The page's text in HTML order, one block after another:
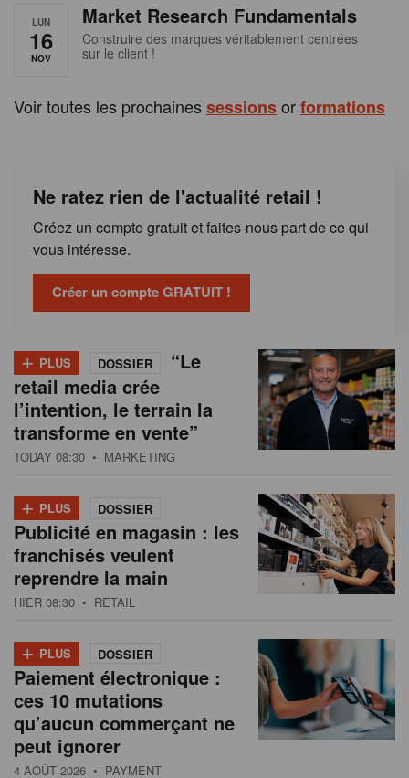
LUN
16
NOV
Market Research Fundamentals
Construire des marques véritablement centrées
sur le client !
Voir toutes les prochaines sessionsorformations
Ne ratez rien de l'actualité retail !
Créez un compte gratuit et faites-nous part de ce qui
vous intéresse.
Créer un compte GRATUIT !
+ PLUS DOSSIER
“Le
retail media crée
l’intention, le terrain la
transforme en vente”
TODAY 08:30 • MARKETING
+ PLUS DOSSIER
Publicité en magasin : les
franchisés veulent
reprendre la main
HIER 08:30 • RETAIL
+ PLUS DOSSIER
Paiement électronique :
ces 10 mutations
qu’aucun commerçant ne
peut ignorer
4 AOÛT 2026 • PAYMENT